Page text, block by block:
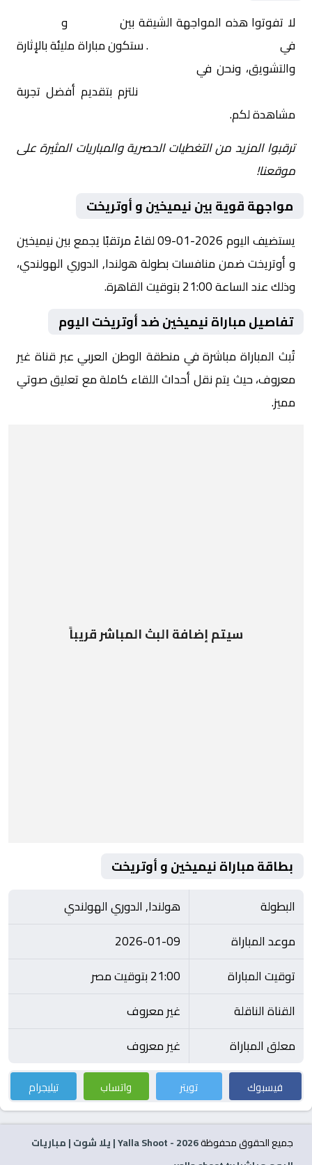
لا تفوتوا هذه المواجهة الشيقة بين و
في
. ستكون مباراة مليئة بالإثارة
والتشويق، ونحن في
نلتزم بتقديم أفضل تجربة
مشاهدة لكم.
ترقبوا المزيد من التغطيات الحصرية والمباريات المثيرة على
موقعنا!
مواجهة قوية بين نيميخين و أوتريخت
يستضيف اليوم 2026-01-09 لقاءً مرتقبًا يجمع بين نيميخين
و أوتريخت ضمن منافسات بطولة هولندا, الدوري الهولندي،
وذلك عند الساعة 21:00 بتوقيت القاهرة.
تفاصيل مباراة نيميخين ضد أوتريخت اليوم
تُبث المباراة مباشرة في منطقة الوطن العربي عبر قناة غير
معروف، حيث يتم نقل أحداث اللقاء كاملة مع تعليق صوتي
مميز.
سيتم إضافة البث المباشر قريباً
بطاقة مباراة نيميخين و أوتريخت
البطولة
هولندا, الدوري الهولندي
موعد المباراة
2026-01-09
توقيت المباراة
21:00 بتوقيت مصر
القناة الناقلة
غير معروف
معلق المباراة
غير معروف
فيسبوك تويتر واتساب تيليجرام
جميع الحقوق محفوظة2026
- Yalla Shoot | يلا شوت | مباريات